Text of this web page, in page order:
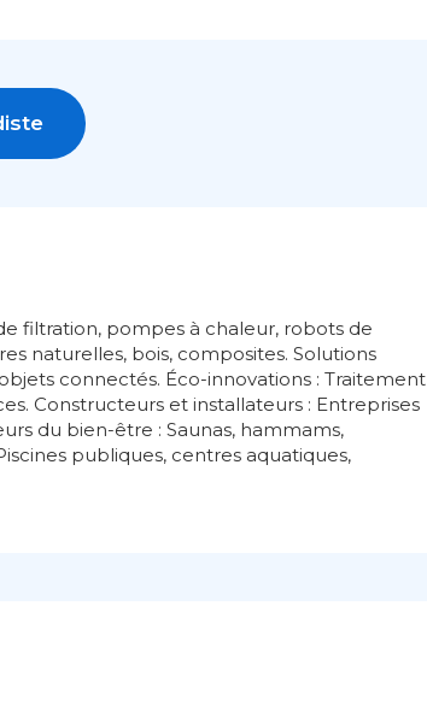
filtration, pompes à chaleur, robots de
naturelles, bois, composites. Solutions
connectés. Éco-innovations : Traitement
Constructeurs et installateurs : Entreprises
du bien-être : Saunas, hammams,
publiques, centres aquatiques,